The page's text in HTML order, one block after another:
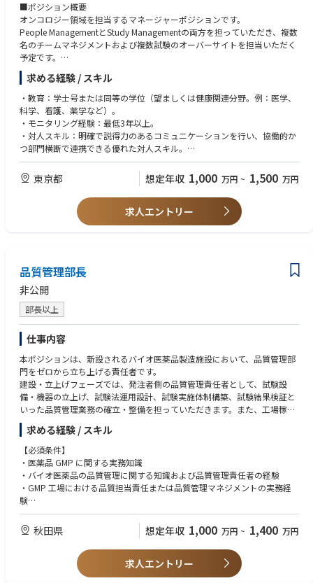
■ポジション概要
オンコロジー領域を担当するマネージャーポジションです。
People ManagementとStudy Managementの両方を担っていただき、複数
名のチームマネジメントおよび複数試験のオーバーサイトを担当いただく
予定です。
また、開発戦略部門やメディカル部門など社内外の多くのステークホルダ
ーとの連携が発生し、グローバルチームとの協働機会も豊富なポジション
です。
求める経験 / スキル
・教育：学士号または同等の学位（望ましくは健康関連分野。例：医学、
科学、看護、薬学など）。
・モニタリング経験：最低3年以上。
・対人スキル：明確で説得力のあるコミュニケーションを行い、協働的か
つ部門横断で連携できる優れた対人スキル。
・柔軟性：変化する要件に柔軟に対応し、信頼できる関係およびパートナ
ーシップを構築・活用できる。
・チームプレーヤー：積極的で前向きなチームプレーヤーであることを示
・計画・組織力：強い計画力および組織力を有している。
・領域・フェーズ経験：複数の治療領域および試験フェーズにまたがる経
あり、個人・チームのパフォーマンス向上のために、透明性がありタイム
リーなフィードバックを提供できる。
・イノベーションとプロセス改善：イノベーションを推進し、継続的なプ
ロセス改善を行える。
・誠実さとコンプライアンス：AbbVieのビジネス行動規範およびリーダー
シップ価値観に従い、誠実に行動できる。
・リスク・不確実性への対応：リスクや不確実性に対しても問題なく対応
でき、必要に応じて進路を変更できる。
・意思決定：利用可能なデータと情報に基づき、タイムリーかつ質の高い
意思決定を行える。
・自律性：自立して業務を遂行し、主導・当事者意識（オーナーシップ）
を持って行動できる。
・変化への適応：変化に迅速に適応し、素早く行動できる。
東京都 想定年収 1,000 万円 ~ 1,500 万円
求人エントリー
品質管理部長
非公開
部長以上
仕事内容
本ポジションは、新設されるバイオ医薬品製造施設において、品質管理部
門をゼロから立ち上げる責任者です。
建設・立上げフェーズでは、発注者側の品質管理責任者として、試験設
備・機器の立上げ、試験法運用設計、試験実施体制構築、試験結果検証と
いった品質管理業務の確立・整備を担っていただきます。また、工場稼働
後は、品質管理部門責任者として、原材料試験、工程内試験、製品試験、
環境モニタリング、安定性試験等を含む試験活動全般の責任を担っていた
だきます。
求める経験 / スキル
【必須条件】
・医薬品 GMP に関する実務知識
・バイオ医薬品の品質管理に関する知識および品質管理責任者の経験
・GMP 工場における品質担当責任または品質管理マネジメントの実務経
験
・試験設備・機器、試薬等、試験記録、試験結果、データインテグリティ
に関する基本的な理解
・複数の社外関係者（設計会社、施工会社、設備ベンダー、コンサルタン
ト、外部試験機関、技術供与等）との調整・折衝経験
・品質管理部門または試験関連チームにおけるピープルマネジメント経験
・環境で発生する課題を整理し、関係者を巻き込みながら解決に導く能力
秋田県 想定年収 1,000 万円 ~ 1,400 万円
求人エントリー